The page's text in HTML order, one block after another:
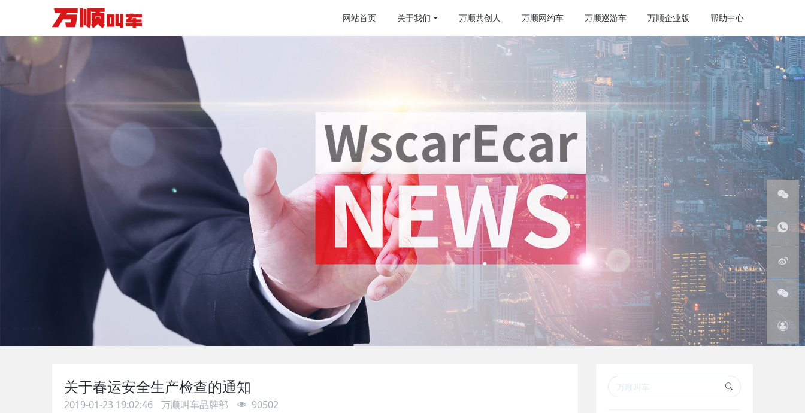
网站首页 关于我们 万顺共创人 万顺网约车 万顺巡游车 万顺企业版 帮助中心
关于春运安全生产检查的通知
2019-01-23 19:02:46 万顺叫车品牌部 90502
微信服
务号
客服热
线
腾讯微
博
微信订